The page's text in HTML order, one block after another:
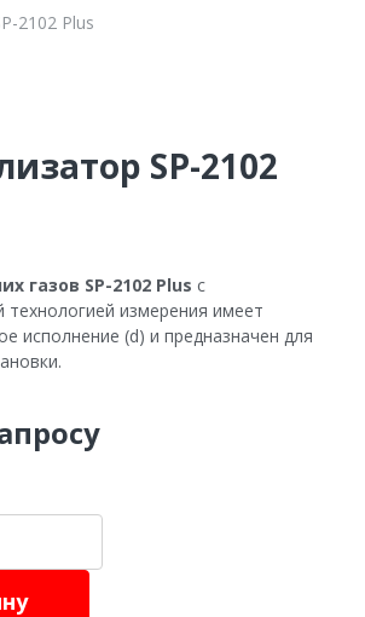
2102 Plus
SP-2102
газов SP-2102 Plus с
технологией измерения имеет
исполнение (d) и предназначен для